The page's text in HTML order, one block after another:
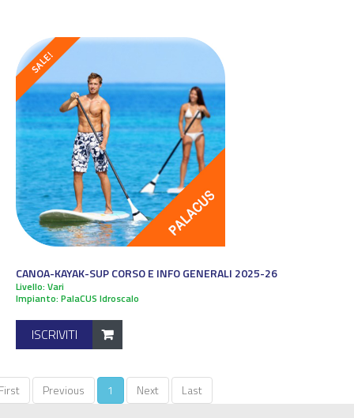
CANOA-KAYAK-SUP CORSO E INFO GENERALI 2025-26
Livello: Vari
Impianto: PalaCUS Idroscalo
ISCRIVITI
1